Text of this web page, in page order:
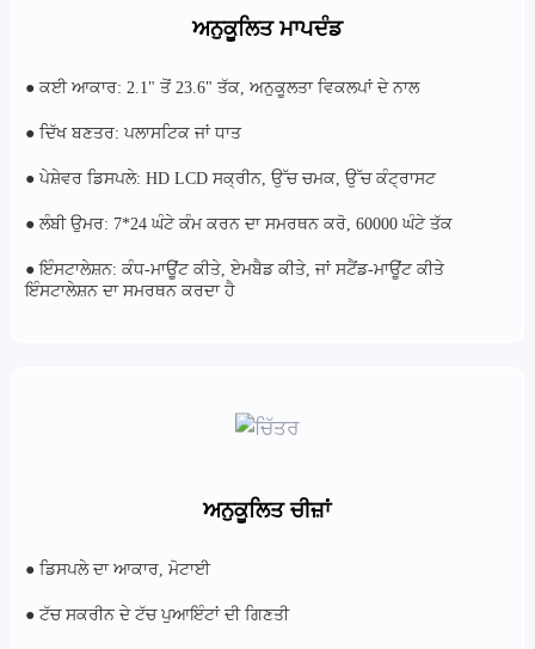
ਅਨੁਕੂਲਿਤ ਮਾਪਦੰਡ
● ਕਈ ਆਕਾਰ: 2.1" ਤੋਂ 23.6" ਤੱਕ, ਅਨੁਕੂਲਤਾ ਵਿਕਲਪਾਂ ਦੇ ਨਾਲ
● ਦਿੱਖ ਬਣਤਰ: ਪਲਾਸਟਿਕ ਜਾਂ ਧਾਤ
● ਪੇਸ਼ੇਵਰ ਡਿਸਪਲੇ: HD LCD ਸਕ੍ਰੀਨ, ਉੱਚ ਚਮਕ, ਉੱਚ ਕੰਟ੍ਰਾਸਟ
● ਲੰਬੀ ਉਮਰ: 7*24 ਘੰਟੇ ਕੰਮ ਕਰਨ ਦਾ ਸਮਰਥਨ ਕਰੋ, 60000 ਘੰਟੇ ਤੱਕ
● ਇੰਸਟਾਲੇਸ਼ਨ: ਕੰਧ-ਮਾਊਂਟ ਕੀਤੇ, ਏਮਬੈਡ ਕੀਤੇ, ਜਾਂ ਸਟੈਂਡ-ਮਾਊਂਟ ਕੀਤੇ
ਇੰਸਟਾਲੇਸ਼ਨ ਦਾ ਸਮਰਥਨ ਕਰਦਾ ਹੈ
ਅਨੁਕੂਲਿਤ ਚੀਜ਼ਾਂ
● ਡਿਸਪਲੇ ਦਾ ਆਕਾਰ, ਮੋਟਾਈ
● ਟੱਚ ਸਕਰੀਨ ਦੇ ਟੱਚ ਪੁਆਇੰਟਾਂ ਦੀ ਗਿਣਤੀ